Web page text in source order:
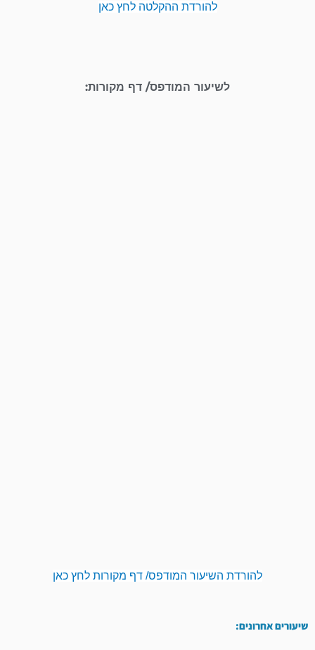
להורדת ההקלטה לחץ כאן
לשיעור המודפס/ דף מקורות:
להורדת השיעור המודפס/ דף מקורות לחץ כאן
שיעורים אחרונים: